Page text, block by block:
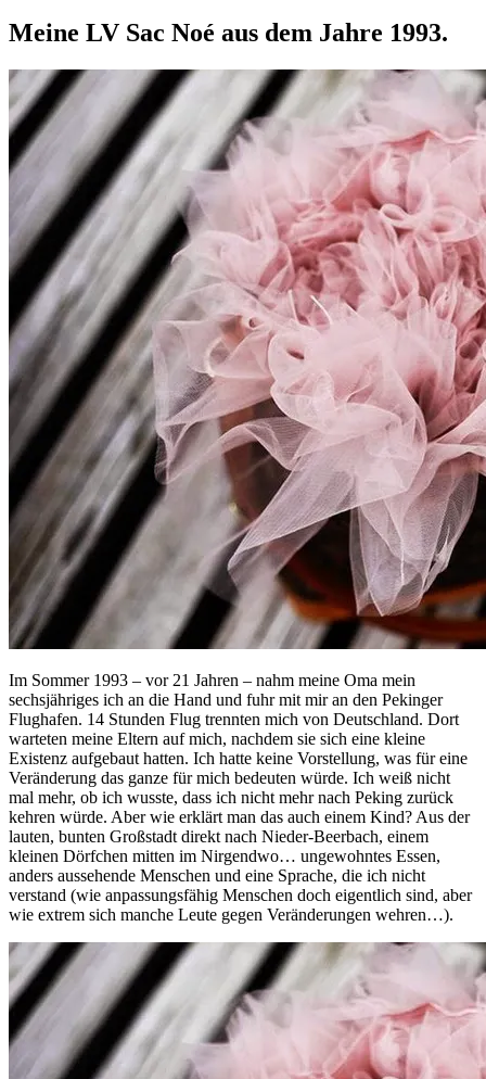
Meine LV Sac Noé aus dem Jahre 1993.
Im Sommer 1993 – vor 21 Jahren – nahm meine Oma mein
sechsjähriges ich an die Hand und fuhr mit mir an den Pekinger
Flughafen. 14 Stunden Flug trennten mich von Deutschland. Dort
warteten meine Eltern auf mich, nachdem sie sich eine kleine
Existenz aufgebaut hatten. Ich hatte keine Vorstellung, was für eine
Veränderung das ganze für mich bedeuten würde. Ich weiß nicht
mal mehr, ob ich wusste, dass ich nicht mehr nach Peking zurück
kehren würde. Aber wie erklärt man das auch einem Kind? Aus der
lauten, bunten Großstadt direkt nach Nieder-Beerbach, einem
kleinen Dörfchen mitten im Nirgendwo… ungewohntes Essen,
anders aussehende Menschen und eine Sprache, die ich nicht
verstand (wie anpassungsfähig Menschen doch eigentlich sind, aber
wie extrem sich manche Leute gegen Veränderungen wehren…).